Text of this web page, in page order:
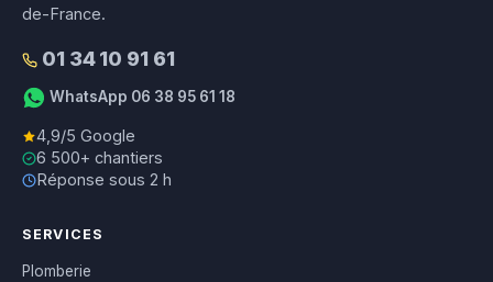
de-France.
01 34 10 91 61
WhatsApp 06 38 95 61 18
4,9/5 Google
6 500+ chantiers
Réponse sous 2 h
SERVICES
Plomberie